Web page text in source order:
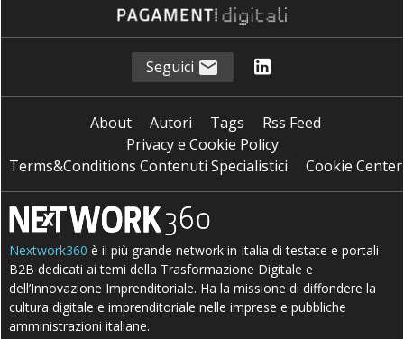
Seguici
About Autori Tags
Rss Feed
Privacy e Cookie Policy
Terms&Conditions Contenuti Specialistici
Cookie Center
Nextwork360 è il più grande network in Italia di testate e portali
B2B dedicati ai temi della Trasformazione Digitale e
dell’Innovazione Imprenditoriale. Ha la missione di diffondere la
cultura digitale e imprenditoriale nelle imprese e pubbliche
amministrazioni italiane.